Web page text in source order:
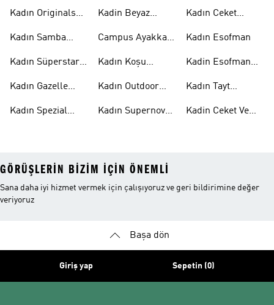
Kadın Originals
Kadın Samba
Kadın Süperstar
Kadın Gazelle
Kadın Spezial
Kadin Beyaz
Campus Ayakkabı
Kadın Koşu
Kadın Outdoor
Kadın Supernova
Kadın Ceket
Kadın Esofman
Kadin Esofman
Kadın Tayt
Kadin Ceket Ve
GÖRÜŞLERIN BIZIM IÇIN ÖNEMLI
Sana daha iyi hizmet vermek için çalışıyoruz ve geri bildirimine değer
veriyoruz
Başa dön
Giriş yap Sepetin (0)